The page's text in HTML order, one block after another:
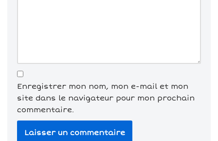
Enregistrer mon nom, mon e-mail et mon
site dans le navigateur pour mon prochain
commentaire.